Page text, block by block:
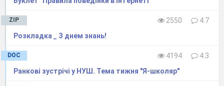
Перевірка мовних знань і вмінь з
Поняття про рідну мову. Уявлення
Практичне засвоєння слів
ZIP 2550
4.7
Розкладка _ З днем знань!
DOC 4194
4.3
Ранкові зустрічі у НУШ. Тема тижня "Я-школяр"